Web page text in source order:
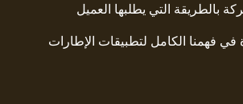
بالطريقة التي يطلبها العميل
في فهمنا الكامل لتطبيقات الإطارات